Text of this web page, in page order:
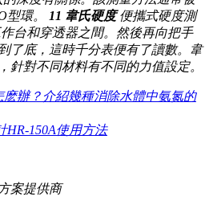
。
11 韋氏硬度便攜式硬度測
作台和穿透器之間。然後再向把手
，這時千分表便有了讀數。韋
針對不同材料有不同的力值設定。
辦？介紹幾種消除水體中氨氮的
HR-150A使用方法
案提供商